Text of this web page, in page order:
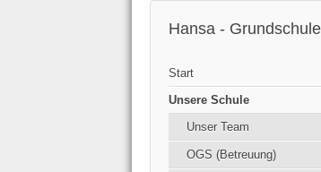
Hansa - Grundschule
Start
Unsere Schule
Unser Team
OGS (Betreuung)